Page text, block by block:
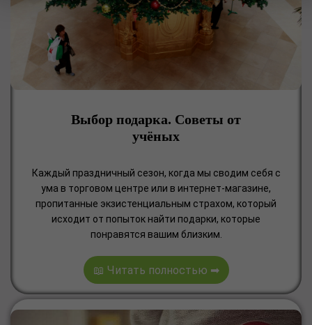
Выбор подарка. Советы от
учёных
Каждый праздничный сезон, когда мы сводим себя с
ума в торговом центре или в интернет-магазине,
пропитанные экзистенциальным страхом, который
исходит от попыток найти подарки, которые
понравятся вашим близким.
📖 Читать полностью ➡